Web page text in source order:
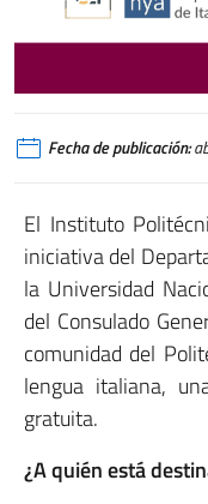
Fecha de publicación:
El Instituto
iniciativa del
la Universidad
del Consulado
comunidad del
lengua italiana,
gratuita.
¿A quién está